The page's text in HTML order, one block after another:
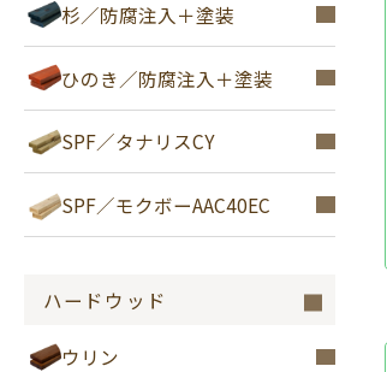
杉／防腐注入＋塗装
ひのき／防腐注入＋塗装
SPF／タナリスCY
SPF／モクボーAAC40EC
ハードウッド
ウリン